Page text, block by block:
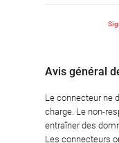
Avis général
Le connecteur ne
charge. Le non-
entraîner des
Les connecteurs